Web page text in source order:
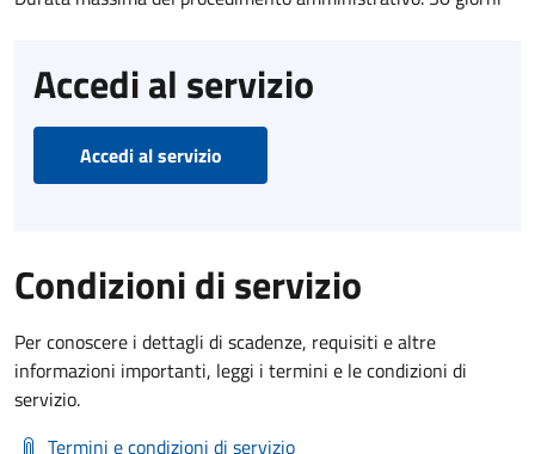
Accedi al servizio
Accedi al servizio
Condizioni di servizio
Per conoscere i dettagli di scadenze, requisiti e altre
informazioni importanti, leggi i termini e le condizioni di
servizio.
Termini e condizioni di servizio